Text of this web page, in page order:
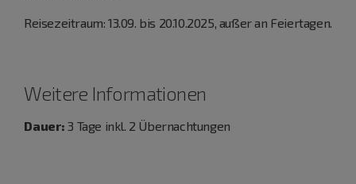
Reisezeitraum: 13.09. bis 20.10.2025, außer an Feiertagen.
Weitere Informationen
Dauer: 3 Tage inkl. 2 Übernachtungen